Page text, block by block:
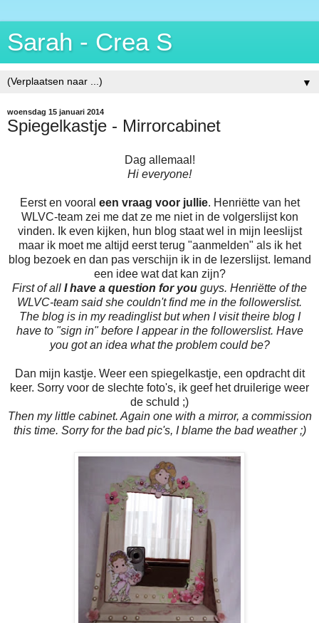
Sarah - Crea S
▼
woensdag 15 januari 2014
Spiegelkastje - Mirrorcabinet
Dag allemaal!
Hi everyone!
Eerst en vooral een vraag voor jullie. Henriëtte van het
WLVC-team zei me dat ze me niet in de volgerslijst kon
vinden. Ik even kijken, hun blog staat wel in mijn leeslijst
maar ik moet me altijd eerst terug "aanmelden" als ik het
blog bezoek en dan pas verschijn ik in de lezerslijst. Iemand
een idee wat dat kan zijn?
First of all I have a question for you guys. Henriëtte of the
WLVC-team said she couldn't find me in the followerslist.
The blog is in my readinglist but when I visit theire blog I
have to "sign in" before I appear in the followerslist. Have
you got an idea what the problem could be?
Dan mijn kastje. Weer een spiegelkastje, een opdracht dit
keer. Sorry voor de slechte foto's, ik geef het druilerige weer
de schuld ;)
Then my little cabinet. Again one with a mirror, a commission
this time. Sorry for the bad pic's, I blame the bad weather ;)